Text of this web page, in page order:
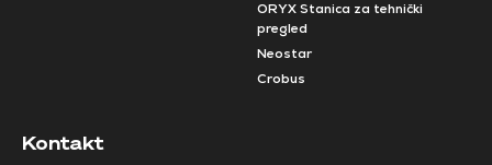
ORYX Stanica za tehnički
pregled
Neostar
Crobus
Kontakt